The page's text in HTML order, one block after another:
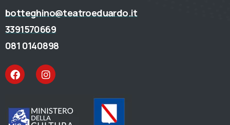
botteghino@teatroeduardo.it
3391570669
081 0140898